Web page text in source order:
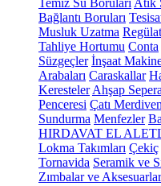
Temiz Su Boruları Atık
Bağlantı Boruları
Musluk Uzatma
Tahliye Hortumu Conta
Süzgeçler İnşaat
Arabaları Caraskallar
Keresteler Ahşap
Penceresi Çatı
Sundurma Menfezler
HIRDAVAT EL
Lokma Takımları Çekiç
Tornavida Seramik ve
Zımbalar ve